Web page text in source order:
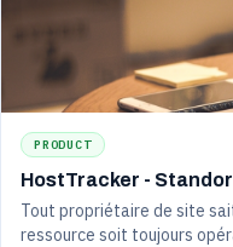
PRODUCT
HostTracker -
Tout propriétaire de site
ressource soit toujours